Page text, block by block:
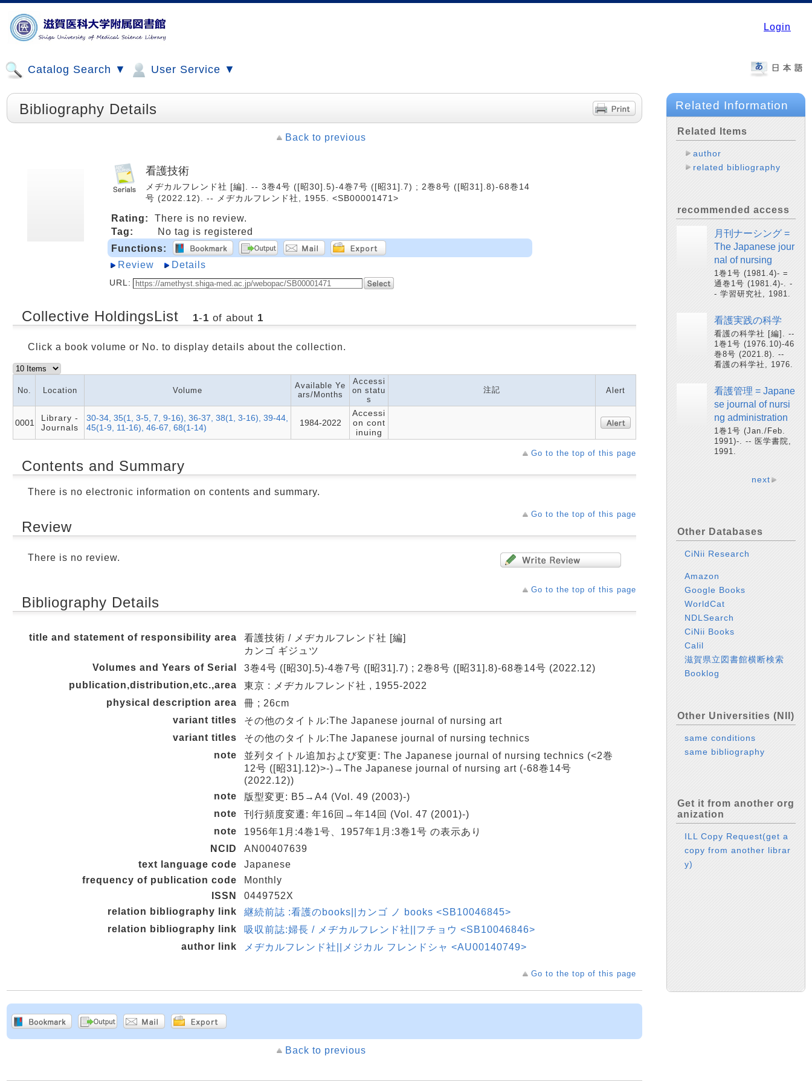
Login
Catalog Search ▼ User Service ▼
Bibliography Details
Back to previous
看護技術
メヂカルフレンド社 [編]. -- 3巻4号 ([昭30].5)-4巻7号 ([昭31].7) ; 2巻8号 ([昭31].8)-68巻14
号 (2022.12). -- メヂカルフレンド社, 1955. <SB00001471>
Rating:
There is no review.
Tag:
No tag is registered
Functions:
Review
Details
URL:
Collective HoldingsList 1-1 of about 1
Click a book volume or No. to display details about the collection.
No. Location Volume
Available Ye
ars/Months
Accessi
on statu
s
注記 Alert
0001
Library -
Journals
30-34, 35(1, 3-5, 7, 9-16), 36-37, 38(1, 3-16), 39-44,
45(1-9, 11-16), 46-67, 68(1-14)
1984-2022
Accessi
on cont
inuing
Go to the top of this page
Contents and Summary
There is no electronic information on contents and summary.
Go to the top of this page
Review
There is no review.
Go to the top of this page
Bibliography Details
title and statement of responsibility area
看護技術 / メヂカルフレンド社 [編]
カンゴ ギジュツ
Volumes and Years of Serial
3巻4号 ([昭30].5)-4巻7号 ([昭31].7) ; 2巻8号 ([昭31].8)-68巻14号 (2022.12)
publication,distribution,etc.,area
東京 : メヂカルフレンド社 , 1955-2022
physical description area
冊 ; 26cm
variant titles
その他のタイトル:The Japanese journal of nursing art
variant titles
その他のタイトル:The Japanese journal of nursing technics
note
並列タイトル追加および変更: The Japanese journal of nursing technics (<2巻
12号 ([昭31].12)>-)→The Japanese journal of nursing art (-68巻14号
(2022.12))
note
版型変更: B5→A4 (Vol. 49 (2003)-)
note
刊行頻度変遷: 年16回→年14回 (Vol. 47 (2001)-)
note
1956年1月:4巻1号、1957年1月:3巻1号 の表示あり
NCID
AN00407639
text language code
Japanese
frequency of publication code
Monthly
ISSN
0449752X
relation bibliography link
継続前誌 :看護のbooks||カンゴ ノ books <SB10046845>
relation bibliography link
吸収前誌:婦長 / メヂカルフレンド社||フチョウ <SB10046846>
author link
メヂカルフレンド社||メジカル フレンドシャ <AU00140749>
Go to the top of this page
Back to previous
Related Information
Related Items
author
related bibliography
recommended access
月刊ナーシング =
The Japanese jour
nal of nursing
1巻1号 (1981.4)- =
通巻1号 (1981.4)-. -
- 学習研究社, 1981.
看護実践の科学
看護の科学社 [編]. --
1巻1号 (1976.10)-46
巻8号 (2021.8). --
看護の科学社, 1976.
看護管理 = Japane
se journal of nursi
ng administration
1巻1号 (Jan./Feb.
1991)-. -- 医学書院,
1991.
next
Other Databases
CiNii Research
Amazon
Google Books
WorldCat
NDLSearch
CiNii Books
Calil
滋賀県立図書館横断検索
Booklog
Other Universities (NII)
same conditions
same bibliography
Get it from another org
anization
ILL Copy Request(get a
copy from another librar
y)